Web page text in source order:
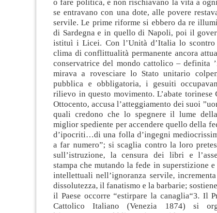
o fare politica, e non rischiavano la vita a
se entravano con una dote, alle povere
servile. Le prime riforme si ebbero da re
di Sardegna e in quello di Napoli, poi il
istituì i Licei. Con l’Unità d’Italia lo
clima di conflittualità permanente ancora
conservatrice del mondo cattolico – definita
mirava a rovesciare lo Stato unitario
pubblica e obbligatoria, i gesuiti
rilievo in questo movimento. L’abate torinese
Ottocento, accusa l’atteggiamento dei suoi
quali credono che lo spegnere il lume
miglior spediente per accendere quello della
d’ipocriti…di una folla d’ingegni
a far numero”; si scaglia contro la loro
sull’istruzione, la censura dei libri e
stampa che mutando la fede in superstizione
intellettuali nell’ignoranza servile,
dissolutezza, il fanatismo e la barbarie;
il Paese occorre “estirpare la canaglia“3. Il
Cattolico Italiano (Venezia 1874) si